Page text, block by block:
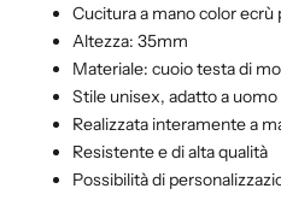
Cucitura a mano color
Altezza: 35mm
Materiale: cuoio testa di
Stile unisex, adatto a uomo
Realizzata interamente a
Resistente e di alta qualità
Possibilità di